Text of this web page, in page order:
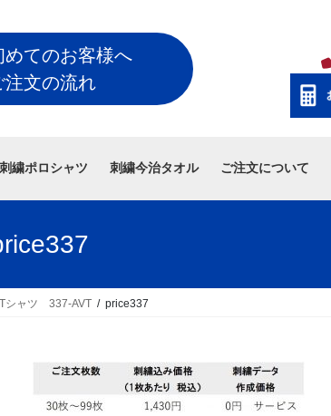
めてのお客様へ
文の流れ
刺繍ポロシャツ 刺繍今治タオル ご注文について
Tシャツ 337-AVT price337